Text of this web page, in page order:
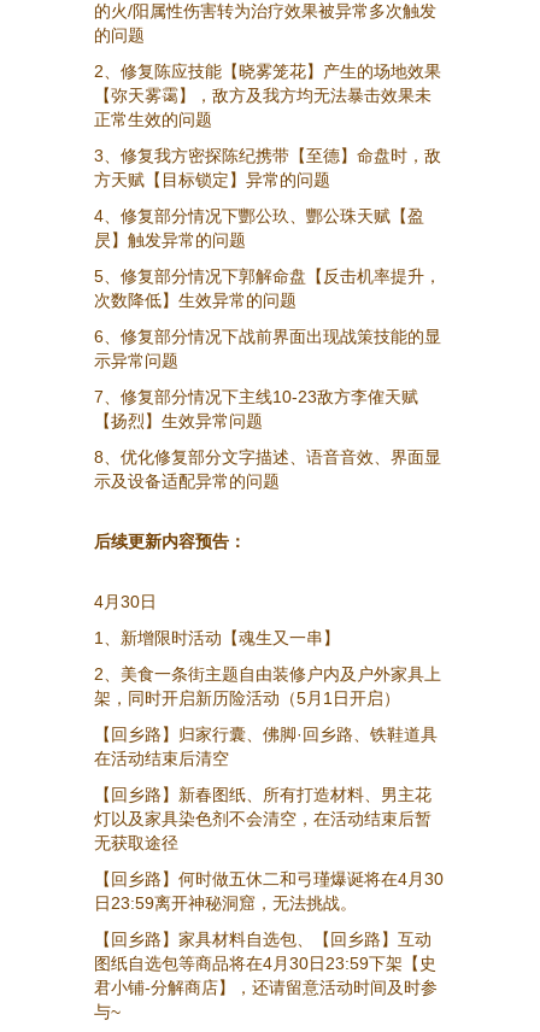
的火/阳属性伤害转为治疗效果被异常多次触发
的问题
2、修复陈应技能【晓雾笼花】产生的场地效果
【弥天雾霭】，敌方及我方均无法暴击效果未
正常生效的问题
3、修复我方密探陈纪携带【至德】命盘时，敌
方天赋【目标锁定】异常的问题
4、修复部分情况下酆公玖、酆公珠天赋【盈
昃】触发异常的问题
5、修复部分情况下郭解命盘【反击机率提升，
次数降低】生效异常的问题
6、修复部分情况下战前界面出现战策技能的显
示异常问题
7、修复部分情况下主线10-23敌方李傕天赋
【扬烈】生效异常问题
8、优化修复部分文字描述、语音音效、界面显
示及设备适配异常的问题
后续更新内容预告：
4月30日
1、新增限时活动【魂生又一串】
2、美食一条街主题自由装修户内及户外家具上
架，同时开启新历险活动（5月1日开启）
【回乡路】归家行囊、佛脚·回乡路、铁鞋道具
在活动结束后清空
【回乡路】新春图纸、所有打造材料、男主花
灯以及家具染色剂不会清空，在活动结束后暂
无获取途径
【回乡路】何时做五休二和弓瑾爆诞将在4月30
日23:59离开神秘洞窟，无法挑战。
【回乡路】家具材料自选包、【回乡路】互动
图纸自选包等商品将在4月30日23:59下架【史
君小铺-分解商店】，还请留意活动时间及时参
与~